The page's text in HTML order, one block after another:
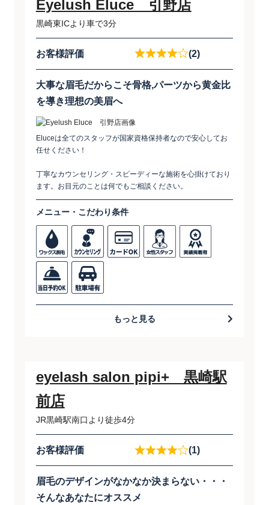
Eyelush Eluce 引野店
黒崎東ICより車で3分
お客様評価 (2)
大事な眉毛だからこそ骨格,パーツから黄金比
を導き理想の美眉へ
Eluceは全てのスタッフが国家資格保持者なので安心してお
任せください！
丁寧なカウンセリング・スピーディーな施術を心掛けており
ます。お目元のことは何でもご相談ください。
メニュー・こだわり条件
もっと見る
eyelash salon pipi+ 黒崎駅
前店
JR黒崎駅南口より徒歩4分
お客様評価 (1)
眉毛のデザインがなかなか決まらない・・・
そんなあなたにオススメ